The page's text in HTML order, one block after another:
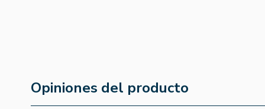
Opiniones del producto